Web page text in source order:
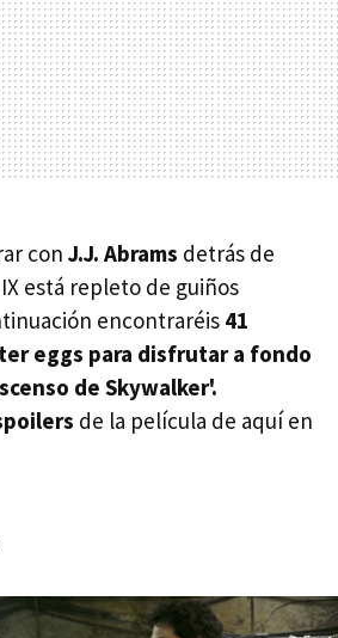
con J.J. Abrams detrás de
está repleto de guiños
encontraréis 41
eggs para disfrutar a fondo
de Skywalker'.
de la película de aquí en